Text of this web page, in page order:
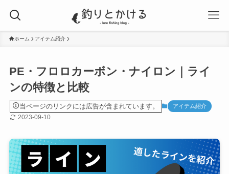
ホーム アイテム紹介
PE・フロロカーボン・ナイロン｜ライ
ンの特徴と比較
当ページのリンクには広告が含まれています。 アイテム紹介
2023-09-10